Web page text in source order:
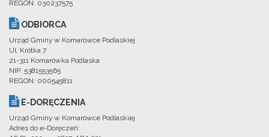
REGON: 030237575
ODBIORCA
Urząd Gminy w Komarówce Podlaskiej
Ul. Krótka 7
21-311 Komarówka Podlaska
NIP: 5381553565
REGON: 000545811
E-DORĘCZENIA
Urząd Gminy w Komarówce Podlaskiej
Adres do e-Doręczeń: